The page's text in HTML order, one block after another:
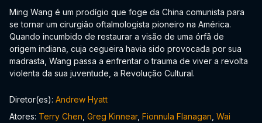
Ming Wang é um prodígio que foge da China comunista para
se tornar um cirurgião oftalmologista pioneiro na América.
Quando incumbido de restaurar a visão de uma órfã de
origem indiana, cuja cegueira havia sido provocada por sua
madrasta, Wang passa a enfrentar o trauma de viver a revolta
violenta da sua juventude, a Revolução Cultural.
Diretor(es): Andrew Hyatt
Atores: Terry Chen Greg Kinnear, Fionnula Flanagan Wai